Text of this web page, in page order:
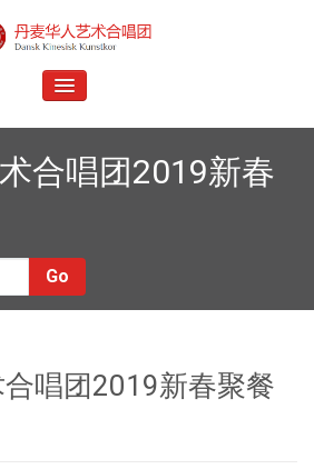
TOGGLE
合唱团2019新春
Go
唱团2019新春聚餐